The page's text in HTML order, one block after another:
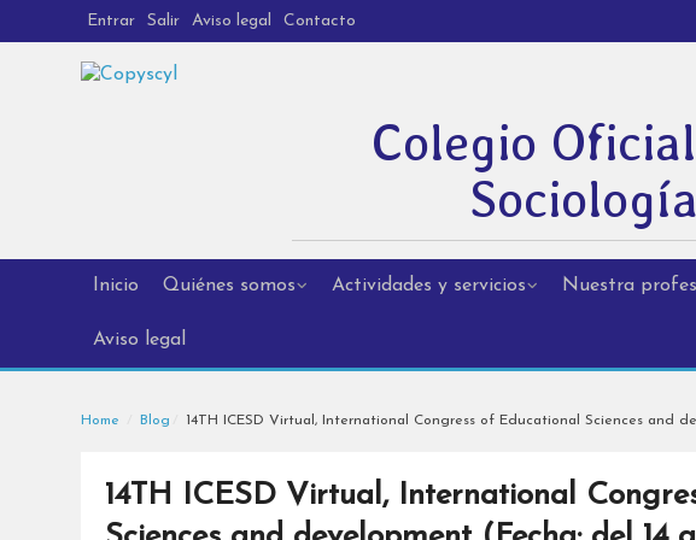
Entrar Salir Aviso legal Contacto
Colegio
Inicio Quiénes somos Actividades y servicios Nuestra
Aviso legal
Home Blog 14TH ICESD Virtual, International Congress of Educational Sciences and
14TH ICESD Virtual, International